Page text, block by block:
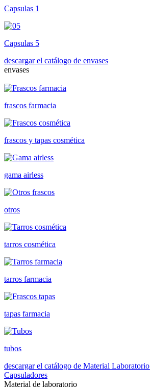
Capsulas 1
Capsulas 5
descargar el catálogo de envases
envases
frascos farmacia
frascos y tapas cosmética
gama airless
otros
tarros cosmética
tarros farmacia
tapas farmacia
tubos
descargar el catálogo de Material Laboratorio
Capsuladores
Material de laboratorio